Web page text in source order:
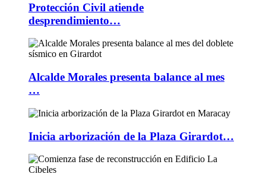
Protección Civil atiende
desprendimiento…
Alcalde Morales presenta balance al mes
…
Inicia arborización de la Plaza Girardot…